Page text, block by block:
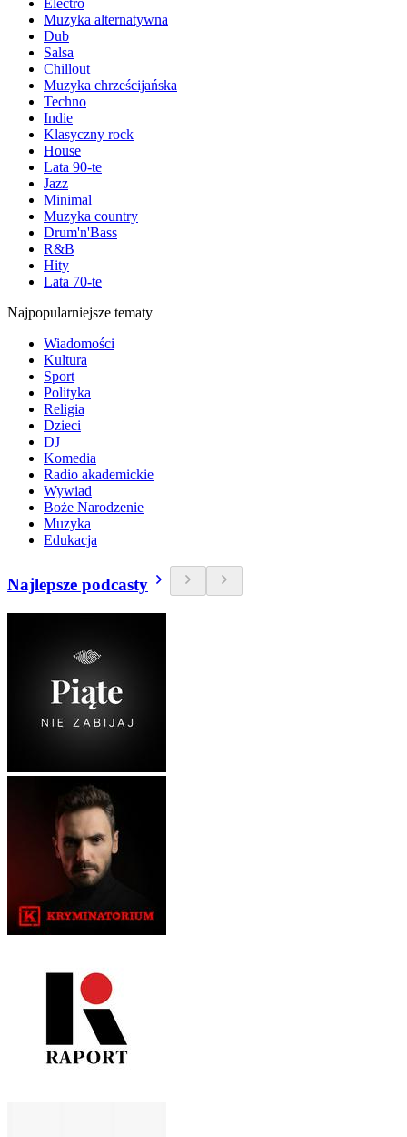
Electro
Muzyka alternatywna
Dub
Salsa
Chillout
Muzyka chrześcijańska
Techno
Indie
Klasyczny rock
House
Lata 90-te
Jazz
Minimal
Muzyka country
Drum'n'Bass
R&B
Hity
Lata 70-te
Najpopularniejsze tematy
Wiadomości
Kultura
Sport
Polityka
Religia
Dzieci
DJ
Komedia
Radio akademickie
Wywiad
Boże Narodzenie
Muzyka
Edukacja
Najlepsze podcasty